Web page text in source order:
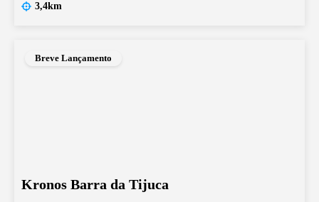
3,4km
Breve Lançamento
Kronos Barra da Tijuca